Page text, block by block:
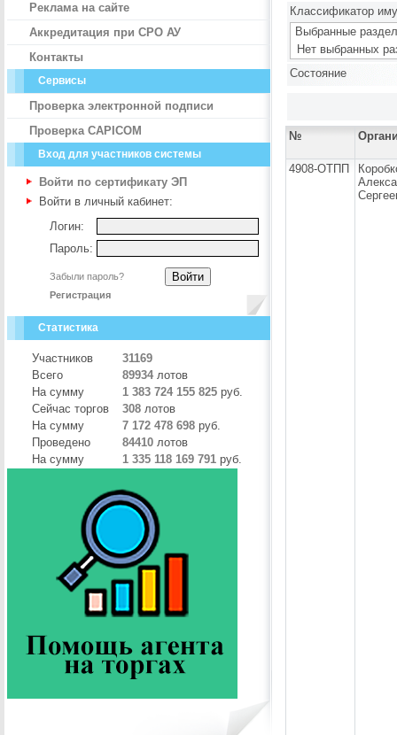
Реклама на сайте
Аккредитация при СРО АУ
Контакты
Сервисы
Проверка электронной подписи
Проверка CAPICOM
Вход для участников системы
Войти по сертификату ЭП
Войти в личный кабинет:
Логин:
Пароль:
Забыли пароль?
Регистрация
Статистика
Участников
31169
Всего
89934 лотов
На сумму
1 383 724 155 825 руб.
Сейчас торгов
308 лотов
На сумму
7 172 478 698 руб.
Проведено
84410 лотов
На сумму
1 335 118 169 791 руб.
Классификатор
Выбранные
Нет выбранных
Состояние
№
4908-ОТПП